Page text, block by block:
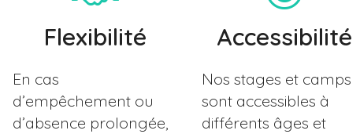
Flexibilité
En cas
d’empêchement ou
d’absence prolongée,
Accessibilité
Nos stages et camps
sont accessibles à
différents âges et